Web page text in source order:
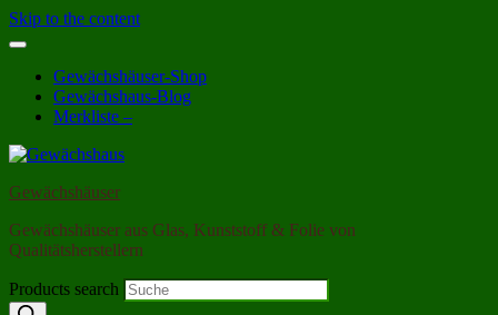
Skip to the content
Gewächshäuser-Shop
Gewächshaus-Blog
Merkliste –
Gewächshäuser
Gewächshäuser aus Glas, Kunststoff & Folie von
Qualitätsherstellern
Products search